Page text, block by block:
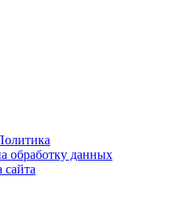
обработку данных
сайта